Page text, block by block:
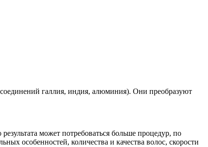
галлия, индия, алюминия). Они преобразуют
может потребоваться больше процедур, по
особенностей, количества и качества волос, скорости